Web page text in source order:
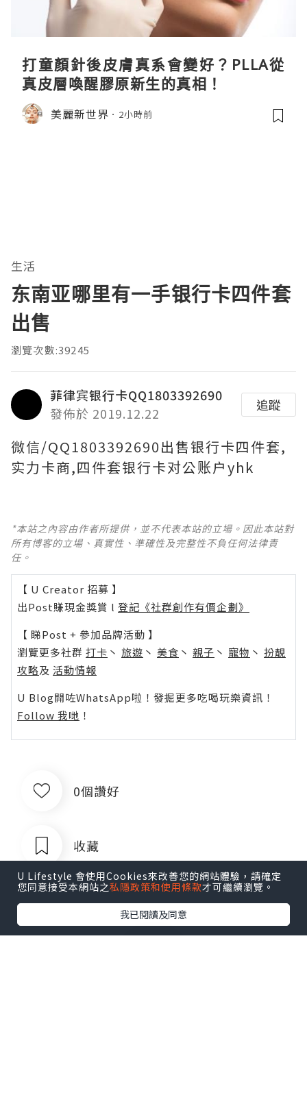
打童顏針後皮膚真系會變好？PLLA從
真皮層喚醒膠原新生的真相！
美麗新世界 2小時前
生活
东南亚哪里有一手银行卡四件套
出售
瀏覽次數:39245
菲律宾银行卡QQ1803392690
發佈於 2019.12.22
追蹤
微信/QQ1803392690出售银行卡四件套,
实力卡商,四件套银行卡对公账户yhk
*本站之內容由作者所提供，並不代表本站的立場。因此本站對
所有博客的立場、真實性、準確性及完整性不負任何法律責
任。
【 U Creator 招募 】
出Post賺現金獎賞 l 登記《社群創作有價企劃》
【 睇Post + 參加品牌活動 】
瀏覽更多社群 打卡 丶 旅遊 丶 美食 丶 親子 丶 寵物 丶 扮靚
攻略及 活動情報
U Blog開咗WhatsApp啦！發掘更多吃喝玩樂資訊！
Follow 我哋 ！
0個讚好
收藏
U Lifestyle 會使用Cookies來改善您的網站體驗，請確定
您同意接受本網站之私隱政策和使用條款才可繼續瀏覽。
我已閱讀及同意